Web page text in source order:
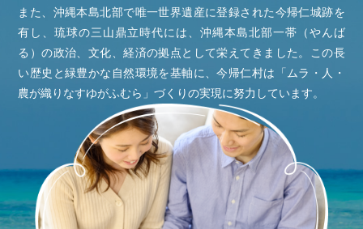
また、沖縄本島北部で唯一世界遺産に登録された今帰仁城跡を
有し、琉球の三山鼎立時代には、沖縄本島北部一帯（やんば
る）の政治、文化、経済の拠点として栄えてきました。この長
い歴史と緑豊かな自然環境を基軸に、今帰仁村は「ムラ・人・
農が織りなすゆがふむら」づくりの実現に努力しています。